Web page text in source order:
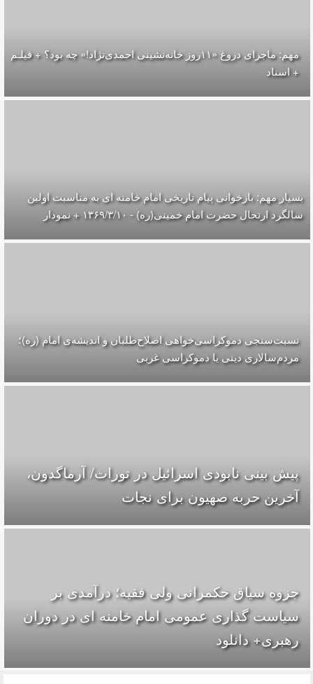
مهم: ماجرای دروغ «۱۱روز خانه‌نشینی احمدی‌نژاد!» چه بود؟ + فیلـم
+ اسناد
بسیار مهم: بازخوانی پیام تاریخی امام خامنه ای به مناسبت اولین
سالگرد ارتحال حضرت امام خمینی(ره) - ۱۳۶۹/۳/۱۰ + نمودار
نسبت‌سنجی دموکراسی‌خواهی اصلاح‌طلبان و اندیشه‌ی امام (ره)؛
مردم‌سالاری دینی یا دموکراسی غربی
پیش بینی نابودی اسرائیل در تورات/ آرماگدون،
آخرین حربه صهیون برای نجات
جزوه سیاق حکمرانی ولی فقیه؛ درآمدی بر
سیاست گذاری عمومی امام خامنه ای در دوران
رهبری+ دانلود